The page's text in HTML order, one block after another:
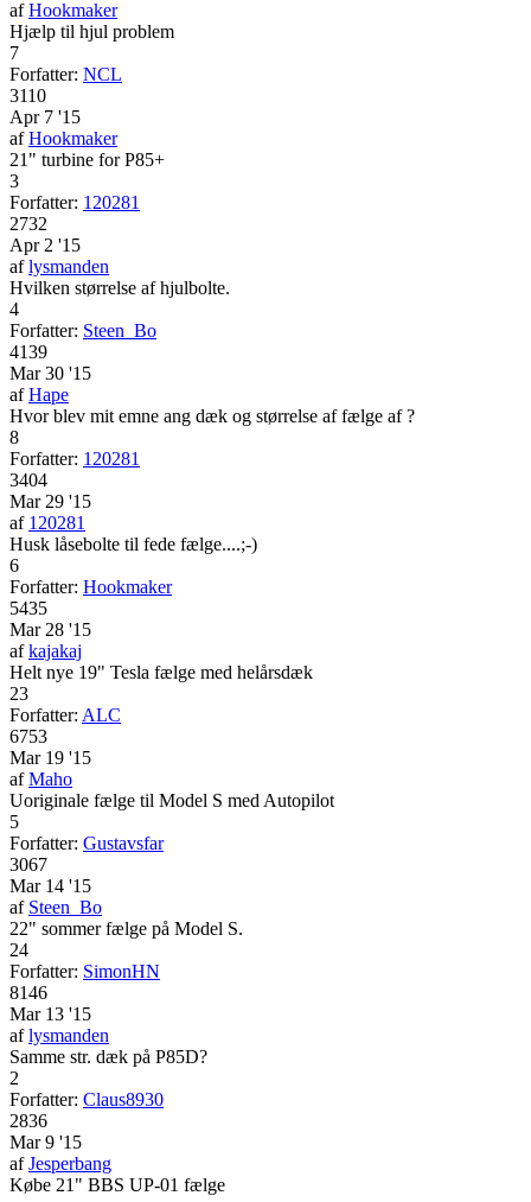
afHookmaker
Hjælp til hjul problem
7
Forfatter: NCL
3110
Apr 7 '15
afHookmaker
21" turbine for P85+
3
Forfatter: 120281
2732
Apr 2 '15
aflysmanden
Hvilken størrelse af hjulbolte.
4
Forfatter: Steen_Bo
4139
Mar 30 '15
afHape
Hvor blev mit emne ang dæk og størrelse af fælge af ?
8
Forfatter: 120281
3404
Mar 29 '15
af 120281
Husk låsebolte til fede fælge....;-)
6
Forfatter: Hookmaker
5435
Mar 28 '15
afkajakaj
Helt nye 19" Tesla fælge med helårsdæk
23
Forfatter: ALC
6753
Mar 19 '15
afMaho
Uoriginale fælge til Model S med Autopilot
5
Forfatter: Gustavsfar
3067
Mar 14 '15
af Steen_Bo
22" sommer fælge på Model S.
24
Forfatter: SimonHN
8146
Mar 13 '15
aflysmanden
Samme str. dæk på P85D?
2
Forfatter: Claus8930
2836
Mar 9 '15
afJesperbang
Købe 21" BBS UP-01 fælge